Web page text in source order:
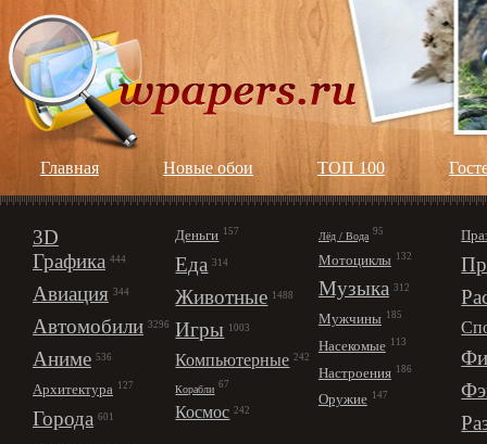
Главная Новые обои ТОП 100
3D
Графика 444
Авиация 344
Автомобили 3296
Аниме 536
Архитектура 127
Города 601
Деньги 157
Еда 314
Животные 1488
Игры 1003
Компьютерные 242
Корабли 67
Космос 242
Лёд / Вода 95
Мотоциклы 132
Музыка 312
Мужчины 185
Насекомые 113
Настроения 186
Оружие 147